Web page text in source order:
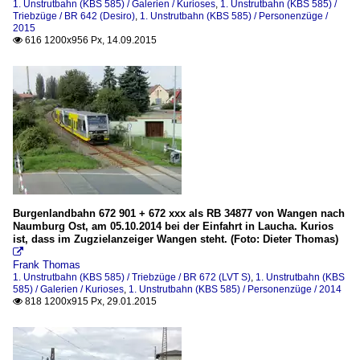
2006
2011
2014
2015
Streckenabschnitte
1. Naumburg Hbf - Freyburg
Triebzüge
BR 628
BR 641
BR 672 (LVT S)
1. Unstrutbahn (KBS 585) / Galerien / Kurioses, 1. Unstrutbahn (KBS 585) /
Triebzüge / BR 642 (Desiro), 1. Unstrutbahn (KBS 585) / Personenzüge /
2015
 616 1200x956 Px, 14.09.2015
Burgenlandbahn 672 901 + 672 xxx als RB 34877 von Wangen nach
Naumburg Ost, am 05.10.2014 bei der Einfahrt in Laucha. Kurios
ist, dass im Zugzielanzeiger Wangen steht. (Foto: Dieter Thomas)

Frank Thomas
1. Unstrutbahn (KBS 585) / Triebzüge / BR 672 (LVT S), 1. Unstrutbahn (KBS
585) / Galerien / Kurioses, 1. Unstrutbahn (KBS 585) / Personenzüge / 2014
 818 1200x915 Px, 29.01.2015